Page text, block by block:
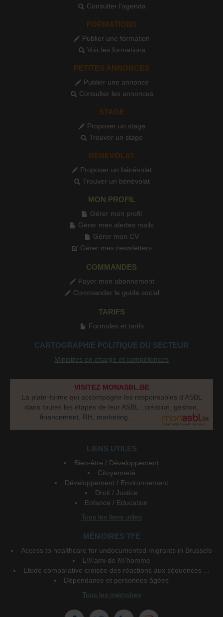
Consulter l'agenda
FORMATIONS
Publier une formation
Voir les formations
PETITES ANNONCES
Publier une annonce
Consulter les annonces
STAGE
Proposer un stage
Trouver un stage
BÉNÉVOLAT
Proposer un bénévolat
Trouver un bénévolat
MON PROFIL
Gérer mon profil
Gérer mes alertes mails
Gérer mon CV
Gérer mes newsletters
COMMANDES
Payer mon abonnement
Commander le guide social
TARIFS
Formules et tarifs
CARTOGRAPHIE POLITIQUE DU SECTEUR
Ministres en charge et compétences
VISITEZ MONASBL.BE
La plate-forme qui accompagne les responsables d’ASBL
dans toutes les étapes de leur ASBL : création, gestion,
financement, RH, marketing...
LIENS UTILES
Bien-être / Développement
Citoyenneté
Développement / Environnement
Droit / Justice
Enfance / Education
Tous les liens utiles
MÉMOIRES TFE
Access to healthcare for undocumented migrants in Brussels
L\\\'ami de l\\\'homme
Etude comparative croisée des réactions aux séquences ...
Dépendance et personnes âgées
Tous les mémoires